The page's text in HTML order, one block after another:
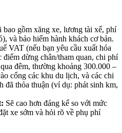
bao gồm xăng xe, lương tài xế, phí
và bảo hiểm hành khách cơ bản.
VAT (nếu bạn yêu cầu xuất hóa
dừng chân/tham quan, chi phí
đêm, thường khoảng 300.000 –
cổng các khu du lịch, và các chi
đã thỏa thuận (ví dụ: phát sinh km,
Sẽ cao hơn đáng kể so với mức
xe sớm và hỏi rõ về phụ phí